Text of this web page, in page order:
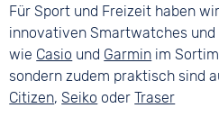
Für Sport und Freizeit haben
innovativen Smartwatches
wie Casio und Garmin im
sondern zudem praktisch sind
Citizen,Seiko oderTraser